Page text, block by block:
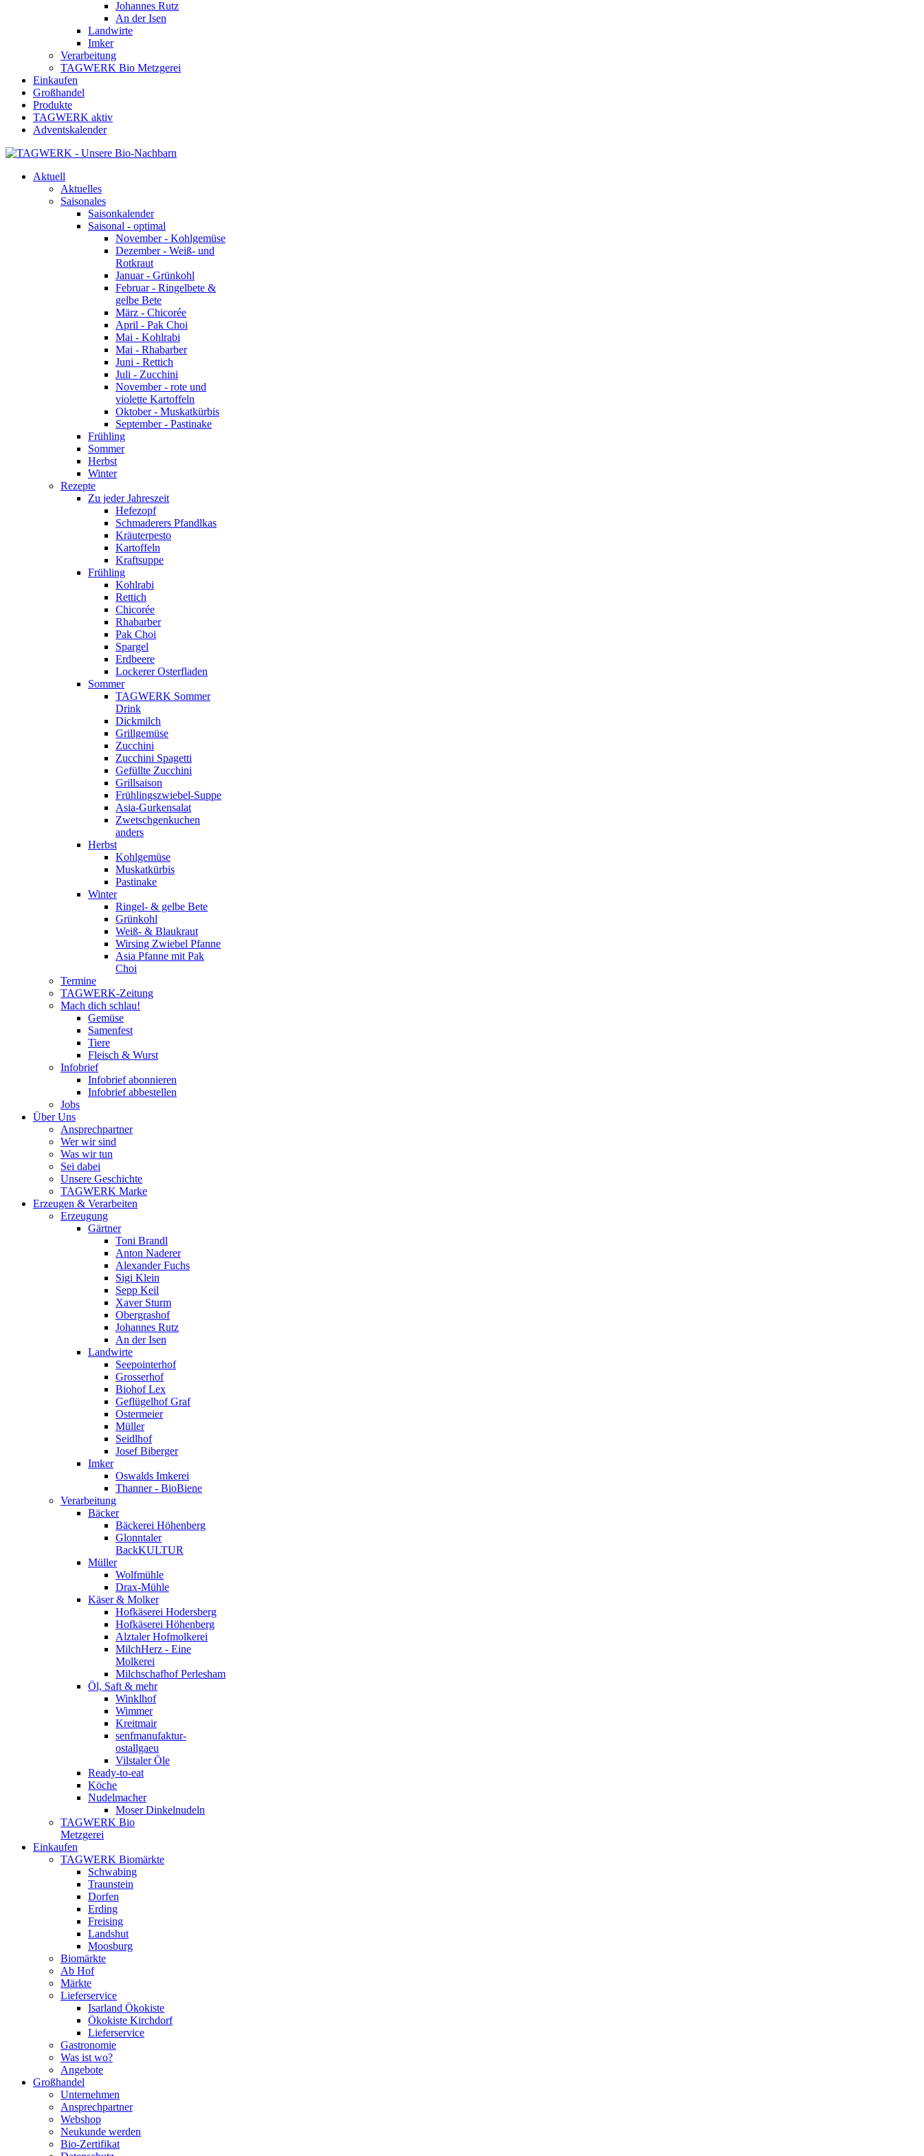
Johannes Rutz
An der Isen
Landwirte
Imker
Verarbeitung
TAGWERK Bio Metzgerei
Einkaufen
Großhandel
Produkte
TAGWERK aktiv
Adventskalender
Aktuell
Aktuelles
Saisonales
Saisonkalender
Saisonal - optimal
November - Kohlgemüse
Dezember - Weiß- und
Rotkraut
Januar - Grünkohl
Februar - Ringelbete &
gelbe Bete
März - Chicorée
April - Pak Choi
Mai - Kohlrabi
Mai - Rhabarber
Juni - Rettich
Juli - Zucchini
November - rote und
violette Kartoffeln
Oktober - Muskatkürbis
September - Pastinake
Frühling
Sommer
Herbst
Winter
Rezepte
Zu jeder Jahreszeit
Hefezopf
Schmaderers Pfandlkas
Kräuterpesto
Kartoffeln
Kraftsuppe
Frühling
Kohlrabi
Rettich
Chicorée
Rhabarber
Pak Choi
Spargel
Erdbeere
Lockerer Osterfladen
Sommer
TAGWERK Sommer
Drink
Dickmilch
Grillgemüse
Zucchini
Zucchini Spagetti
Gefüllte Zucchini
Grillsaison
Frühlingszwiebel-Suppe
Asia-Gurkensalat
Zwetschgenkuchen
anders
Herbst
Kohlgemüse
Muskatkürbis
Pastinake
Winter
Ringel- & gelbe Bete
Grünkohl
Weiß- & Blaukraut
Wirsing Zwiebel Pfanne
Asia Pfanne mit Pak
Choi
Termine
TAGWERK-Zeitung
Mach dich schlau!
Gemüse
Samenfest
Tiere
Fleisch & Wurst
Infobrief
Infobrief abonnieren
Infobrief abbestellen
Jobs
Über Uns
Ansprechpartner
Wer wir sind
Was wir tun
Sei dabei
Unsere Geschichte
TAGWERK Marke
Erzeugen & Verarbeiten
Erzeugung
Gärtner
Toni Brandl
Anton Naderer
Alexander Fuchs
Sigi Klein
Sepp Keil
Xaver Sturm
Obergrashof
Johannes Rutz
An der Isen
Landwirte
Seepointerhof
Grosserhof
Biohof Lex
Geflügelhof Graf
Ostermeier
Müller
Seidlhof
Josef Biberger
Imker
Oswalds Imkerei
Thanner - BioBiene
Verarbeitung
Bäcker
Bäckerei Höhenberg
Glonntaler
BackKULTUR
Müller
Wolfmühle
Drax-Mühle
Käser & Molker
Hofkäserei Hodersberg
Hofkäserei Höhenberg
Alztaler Hofmolkerei
MilchHerz - Eine
Molkerei
Milchschafhof Perlesham
Öl, Saft & mehr
Winklhof
Wimmer
Kreitmair
senfmanufaktur-
ostallgaeu
Vilstaler Öle
Ready-to-eat
Köche
Nudelmacher
Moser Dinkelnudeln
TAGWERK Bio
Metzgerei
Einkaufen
TAGWERK Biomärkte
Schwabing
Traunstein
Dorfen
Erding
Freising
Landshut
Moosburg
Biomärkte
Ab Hof
Märkte
Lieferservice
Isarland Ökokiste
Ökokiste Kirchdorf
Lieferservice
Gastronomie
Was ist wo?
Angebote
Großhandel
Unternehmen
Ansprechpartner
Webshop
Neukunde werden
Bio-Zertifikat